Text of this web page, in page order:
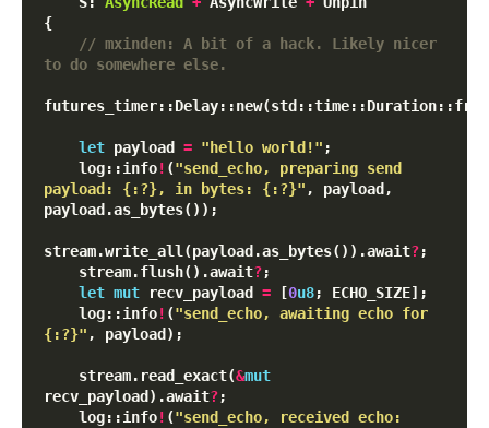
{
// mxinden: A bit of a hack. Likely nicer
let payload = "hello world!";
    log::info
! ("send_echo, preparing send
payload: {:?}, in bytes: {:?}" , payload,
payload.as_bytes());
stream.write_all(payload.as_bytes()).await?;
    stream.flush().await
?;
let mut recv_payload = [0u8; ECHO_SIZE];
    log::info
! ("send_echo, awaiting echo for
{:?}" , payload);
    stream.read_exact(
&mut
recv_payload).await?;
    log::info
! ("send_echo, received echo: